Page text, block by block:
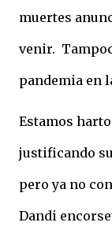
muertes
venir.
pandemia en
Estamos
justificando
pero ya no
Dandi